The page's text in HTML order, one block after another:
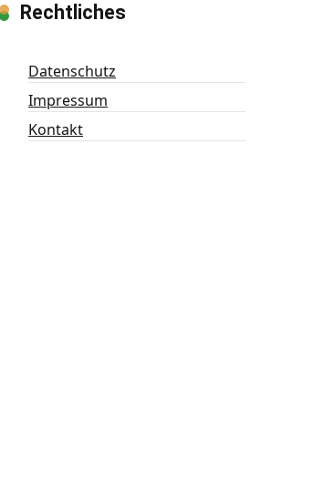
Rechtliches
Datenschutz
Impressum
Kontakt